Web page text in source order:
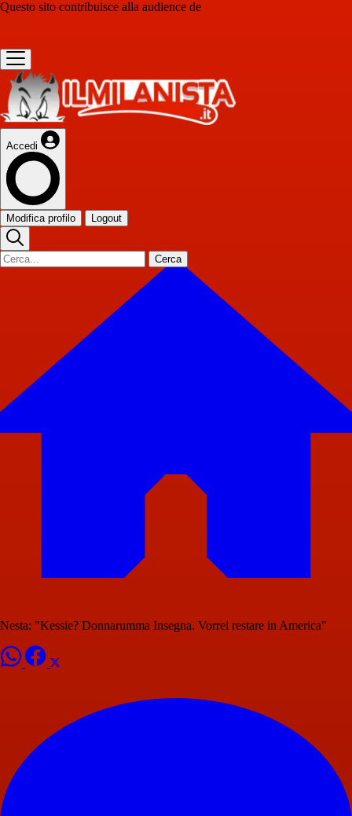
Questo sito contribuisce alla audience de
Accedi
Modifica profilo Logout
Cerca
Nesta: "Kessie? Donnarumma Insegna. Vorrei restare in America"